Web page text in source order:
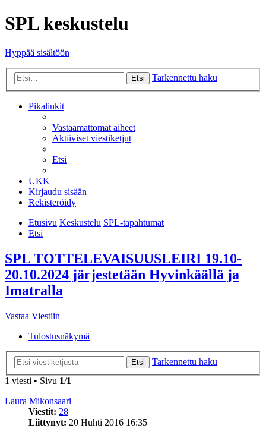
SPL keskustelu
Hyppää sisältöön
Etsi Tarkennettu haku
Pikalinkit
Vastaamattomat aiheet
Aktiiviset viestiketjut
Etsi
UKK
Kirjaudu sisään
Rekisteröidy
Etusivu Keskustelu SPL-tapahtumat
Etsi
SPL TOTTELEVAISUUSLEIRI 19.10-
20.10.2024 järjestetään Hyvinkäällä ja
Imatralla
Vastaa Viestiin
Tulostusnäkymä
Etsi
Tarkennettu haku
1 viesti • Sivu 1/1
Laura Mikonsaari
Viestit: 28
Liittynyt: 20 Huhti 2016 16:35